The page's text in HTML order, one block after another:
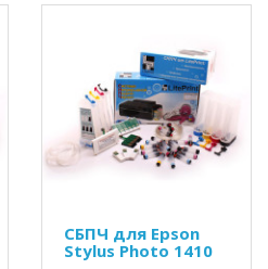
СБПЧ для Epson
Stylus Photo 1410